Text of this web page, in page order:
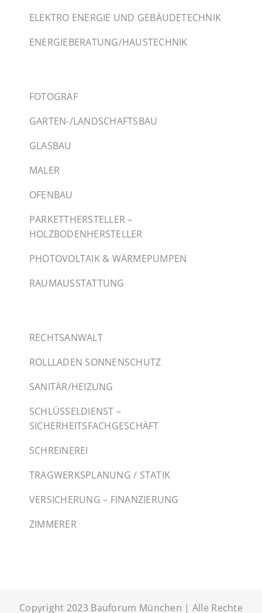
ELEKTRO ENERGIE UND GEBÄUDETECHNIK
ENERGIEBERATUNG/HAUSTECHNIK
FOTOGRAF
GARTEN-/LANDSCHAFTSBAU
GLASBAU
MALER
OFENBAU
PARKETTHERSTELLER –
HOLZBODENHERSTELLER
PHOTOVOLTAIK & WÄRMEPUMPEN
RAUMAUSSTATTUNG
RECHTSANWALT
ROLLLADEN SONNENSCHUTZ
SANITÄR/HEIZUNG
SCHLÜSSELDIENST –
SICHERHEITSFACHGESCHÄFT
SCHREINEREI
TRAGWERKSPLANUNG / STATIK
VERSICHERUNG – FINANZIERUNG
ZIMMERER
Copyright 2023 Bauforum München | Alle Rechte